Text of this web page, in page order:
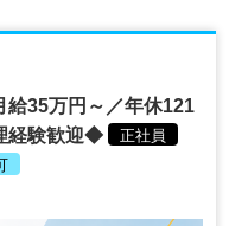
35万円～／年休121
経験歓迎◆
正社員